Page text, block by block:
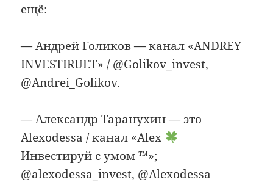
ещё:
— Андрей Голиков — канал «ANDREY
INVESTIRUET» / @Golikov_invest,
@Andrei_Golikov.
— Александр Таранухин — это
Alexodessa / канал «Alex
Инвестируй с умом ™»;
@alexodessa_invest, @Alexodessa